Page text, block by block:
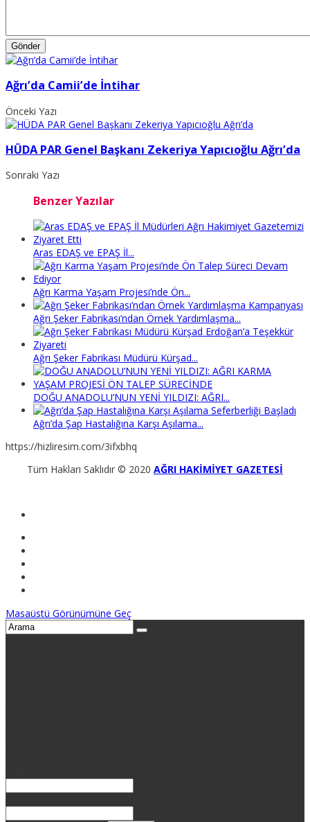
Ağrı’da Camii’de İntihar
Önceki Yazı
HÜDA PAR Genel Başkanı Zekeriya Yapıcıoğlu Ağrı’da
Sonraki Yazı
Benzer Yazılar
Aras EDAŞ ve EPAŞ İl...
Ağrı Karma Yaşam Projesi’nde Ön...
Ağrı Şeker Fabrikası’ndan Örnek Yardımlaşma...
Ağrı Şeker Fabrikası Müdürü Kürşad...
DOĞU ANADOLU’NUN YENİ YILDIZI: AĞRI...
Ağrı’da Şap Hastalığına Karşı Aşılama...
https://hizliresim.com/3ifxbhq
Tüm Hakları Saklıdır © 2020 AĞRI HAKİMİYET GAZETESİ
Masaüstü Görünümüne Geç